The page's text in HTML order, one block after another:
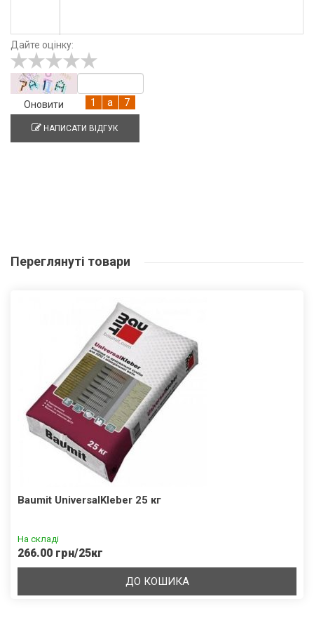
Дайте оцінку:
Оновити
НАПИСАТИ ВІДГУК
Переглянуті товари
Baumit UniversalKleber 25 кг
На складі
266.00 грн/25кг
ДО КОШИКА